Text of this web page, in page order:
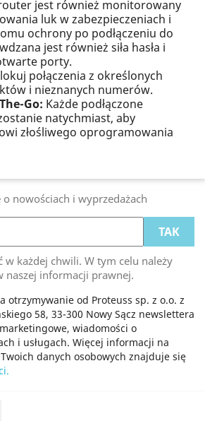
jest również monitorowany
luk w zabezpieczeniach i
ochrony po podłączeniu do
jest również siła hasła i
porty.
połączenia z określonych
i nieznanych numerów.
Go: Każde podłączone
natychmiast, aby
złośliwego oprogramowania
nowościach i wyprzedażach
w każdej chwili. W tym celu należy
naszej informacji prawnej.
otrzymywanie od Proteuss sp. z o.o. z
58, 33-300 Nowy Sącz newslettera
wiadomości o
i usługach. Więcej informacji na
danych osobowych znajduje się